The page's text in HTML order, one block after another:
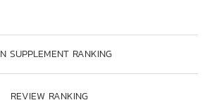
SUPPLEMENT RANKING
REVIEW RANKING